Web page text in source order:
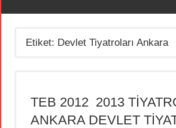
Etiket: Devlet Tiyatroları Ankara
TEB 2012  2013
ANKARA DEVLET